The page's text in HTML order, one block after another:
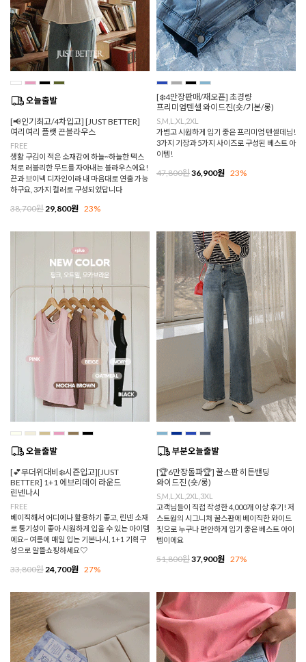
[📢인기최고/4차입고] [JUST BETTER]
여리여리 플랫 끈블라우스
FREE
생활 구김이 적은 소재감에 하늘~하늘한 텍스
처로 러블리한 무드를 자아내는 블라우스에요!
끈과 브이넥 디자인이라 내 마음대로 연출 가능
하구요, 3가지 컬러로 구성되었답니다
38,700원 29,800원 23%
[❄️4만장판매/재오픈] 초경량
프리미엄텐셀 와이드진(숏/기본/롱)
S,M,L,XL,2XL
가볍고 시원하게 입기 좋은 프리미엄 텐셀데님!
3가지 기장과 5가지 사이즈로 구성된 베스트 아
이템!
47,800원36,900원 23%
[💕무더위대비❄️시즌입고][JUST
BETTER] 1+1 에브리데이 라운드
린넨나시
FREE
베이직해서 어디에나 활용하기 좋고, 린넨 소재
로 통기성이 좋아 시원하게 입을 수 있는 아이템
에요~ 여름에 매일 입는 기본나시, 1+1 기획구
성으로 알뜰쇼핑하세요♡
33,800원24,700원 27%
[🏆6만장돌파🏆] 꿀스판 히든밴딩
와이드진 (숏/롱)
S,M,L,XL,2XL,3XL
고객님들이 직접 작성한 4,000개 이상 후기! 저
스트원의 시그니처 꿀스판에 베이직한 와이드
핏으로 누구나 편안하게 입기 좋은 베스트 아이
템이에요
51,800원37,900원 27%